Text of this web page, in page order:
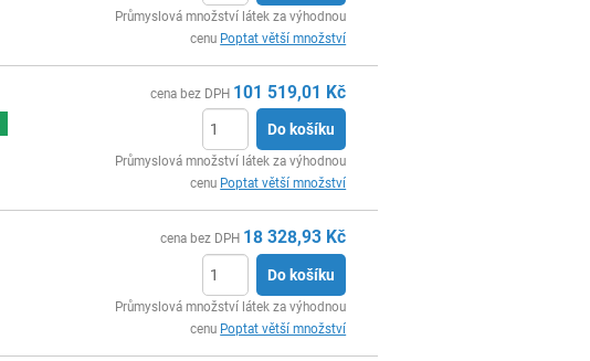
Průmyslová množství látek za výhodnou
cenu Poptat větší množství
cena bez DPH 101 519,01 Kč
Do košíku
Průmyslová množství látek za výhodnou
cenu Poptat větší množství
cena bez DPH 18 328,93 Kč
Do košíku
Průmyslová množství látek za výhodnou
cenu Poptat větší množství